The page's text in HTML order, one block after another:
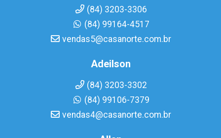
(84) 3203-3306
(84) 99164-4517
vendas5@casanorte.com.br
Adeilson
(84) 3203-3302
(84) 99106-7379
vendas4@casanorte.com.br